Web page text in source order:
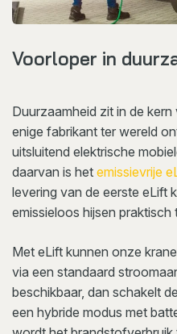
Voorloper in
Duurzaamheid zit in de
enige fabrikant ter wereld
uitsluitend elektrische
daarvan is het emissievrije
levering van de eerste eLift
emissieloos hijsen praktisch
Met eLift kunnen onze
via een standaard
beschikbaar, dan schakelt
een hybride modus met